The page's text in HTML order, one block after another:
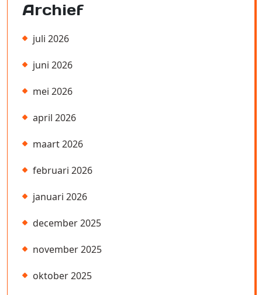
Archief
juli 2026
juni 2026
mei 2026
april 2026
maart 2026
februari 2026
januari 2026
december 2025
november 2025
oktober 2025